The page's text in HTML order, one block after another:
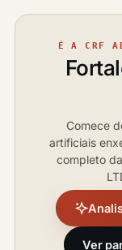
É A CRF
Comece
artificiais
completo
Ver